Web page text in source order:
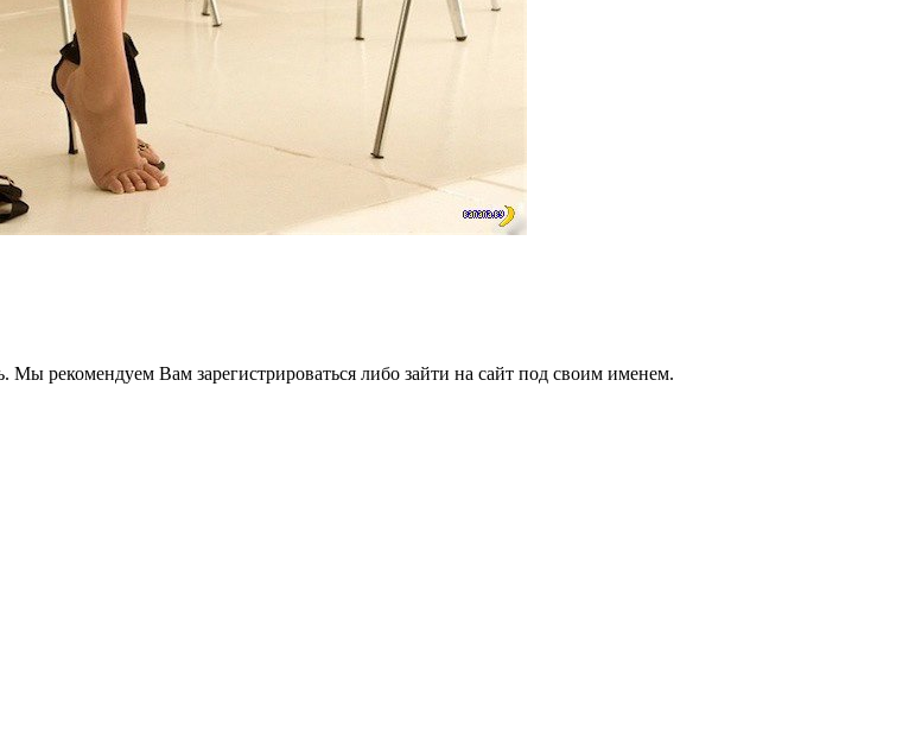
рекомендуем Вам зарегистрироваться либо зайти на сайт под своим именем.